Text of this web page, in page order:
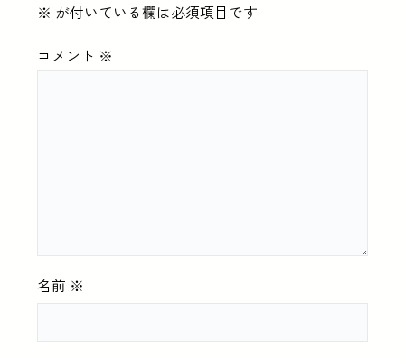
※ が付いている欄は必須項目です
コメント ※
名前 ※